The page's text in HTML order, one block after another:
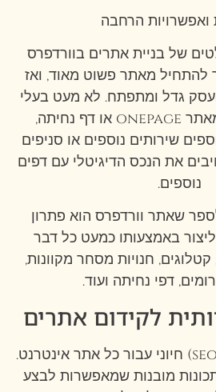
ואפשרויות הרחבה
של בניית אתרים בוורדפרס
מאתר פשוט מאוד, ואז
גדל ומתפתח. לא מעט בעלי
עסקים מתחילים מאתר onepage או דף נחיתה,
שירותים נוספים או סניפים
את הנכס הדיגיטלי עם דפים
נוספים.
שאתר וורדפרס הוא פתרון
באמצעותו כמעט כל דבר
חנויות מסחר מקוונות,
דפי נחיתה ועוד.
לקידום אתרים
(seo) חיוני עבור כל אתר אינטרנט.
מובנות שמאפשרות לבצע